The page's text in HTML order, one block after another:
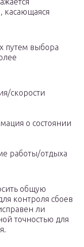
касающаяся
путем выбора
скорости
о состоянии
работы/отдыха
общую
контроля сбоев
ли
точностью для